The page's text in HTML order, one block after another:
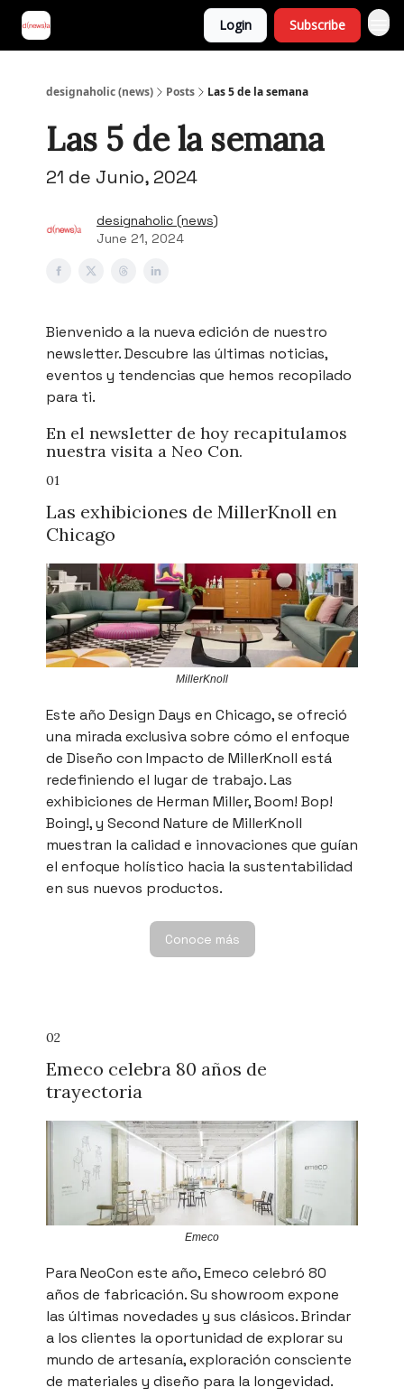
Login Subscribe
designaholic (news) Posts Las 5 de la semana
Las 5 de la semana
21 de Junio, 2024
designaholic (news)
June 21, 2024
Bienvenido a la nueva edición de nuestro
newsletter. Descubre las últimas noticias,
eventos y tendencias que hemos recopilado
para ti.
En el newsletter de hoy recapitulamos
nuestra visita a Neo Con.
01
Las exhibiciones de MillerKnoll en
Chicago
MillerKnoll
Este año Design Days en Chicago, se ofreció
una mirada exclusiva sobre cómo el enfoque
de Diseño con Impacto de MillerKnoll está
redefiniendo el lugar de trabajo. Las
exhibiciones de Herman Miller, Boom! Bop!
Boing!, y Second Nature de MillerKnoll
muestran la calidad e innovaciones que guían
el enfoque holístico hacia la sustentabilidad
en sus nuevos productos.
Conoce más
02
Emeco celebra 80 años de
trayectoria
Emeco
Para NeoCon este año, Emeco celebró 80
años de fabricación. Su showroom expone
las últimas novedades y sus clásicos. Brindar
a los clientes la oportunidad de explorar su
mundo de artesanía, exploración consciente
de materiales y diseño para la longevidad.